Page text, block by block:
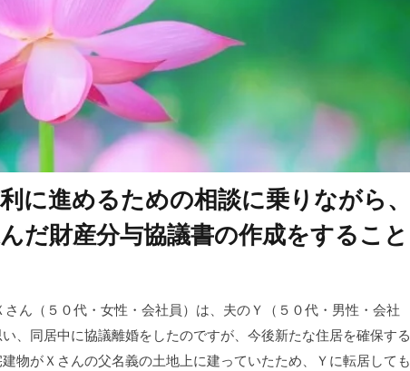
に進めるための相談に乗りながら、
だ財産分与協議書の作成をすること
ん（５０代・女性・会社員）は、夫のＹ（５０代・男性・会社
、同居中に協議離婚をしたのですが、今後新たな住居を確保する
物がＸさんの父名義の土地上に建っていたため、Ｙに転居しても